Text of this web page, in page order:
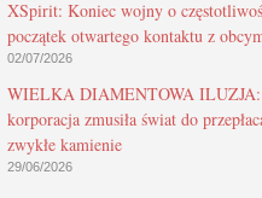
XSpirit: Koniec wojny o
początek otwartego kontaktu z
02/07/2026
WIELKA DIAMENTOWA ILUZJA:
korporacja zmusiła świat do
zwykłe kamienie
29/06/2026